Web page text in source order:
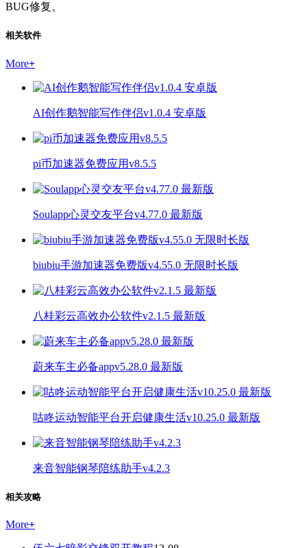
BUG修复。
相关软件
More+
AI创作鹅智能写作伴侣v1.0.4 安卓版
pi币加速器免费应用v8.5.5
Soulapp心灵交友平台v4.77.0 最新版
biubiu手游加速器免费版v4.55.0 无限时长版
八桂彩云高效办公软件v2.1.5 最新版
蔚来车主必备appv5.28.0 最新版
咕咚运动智能平台开启健康生活v10.25.0 最新版
来音智能钢琴陪练助手v4.2.3
相关攻略
More+